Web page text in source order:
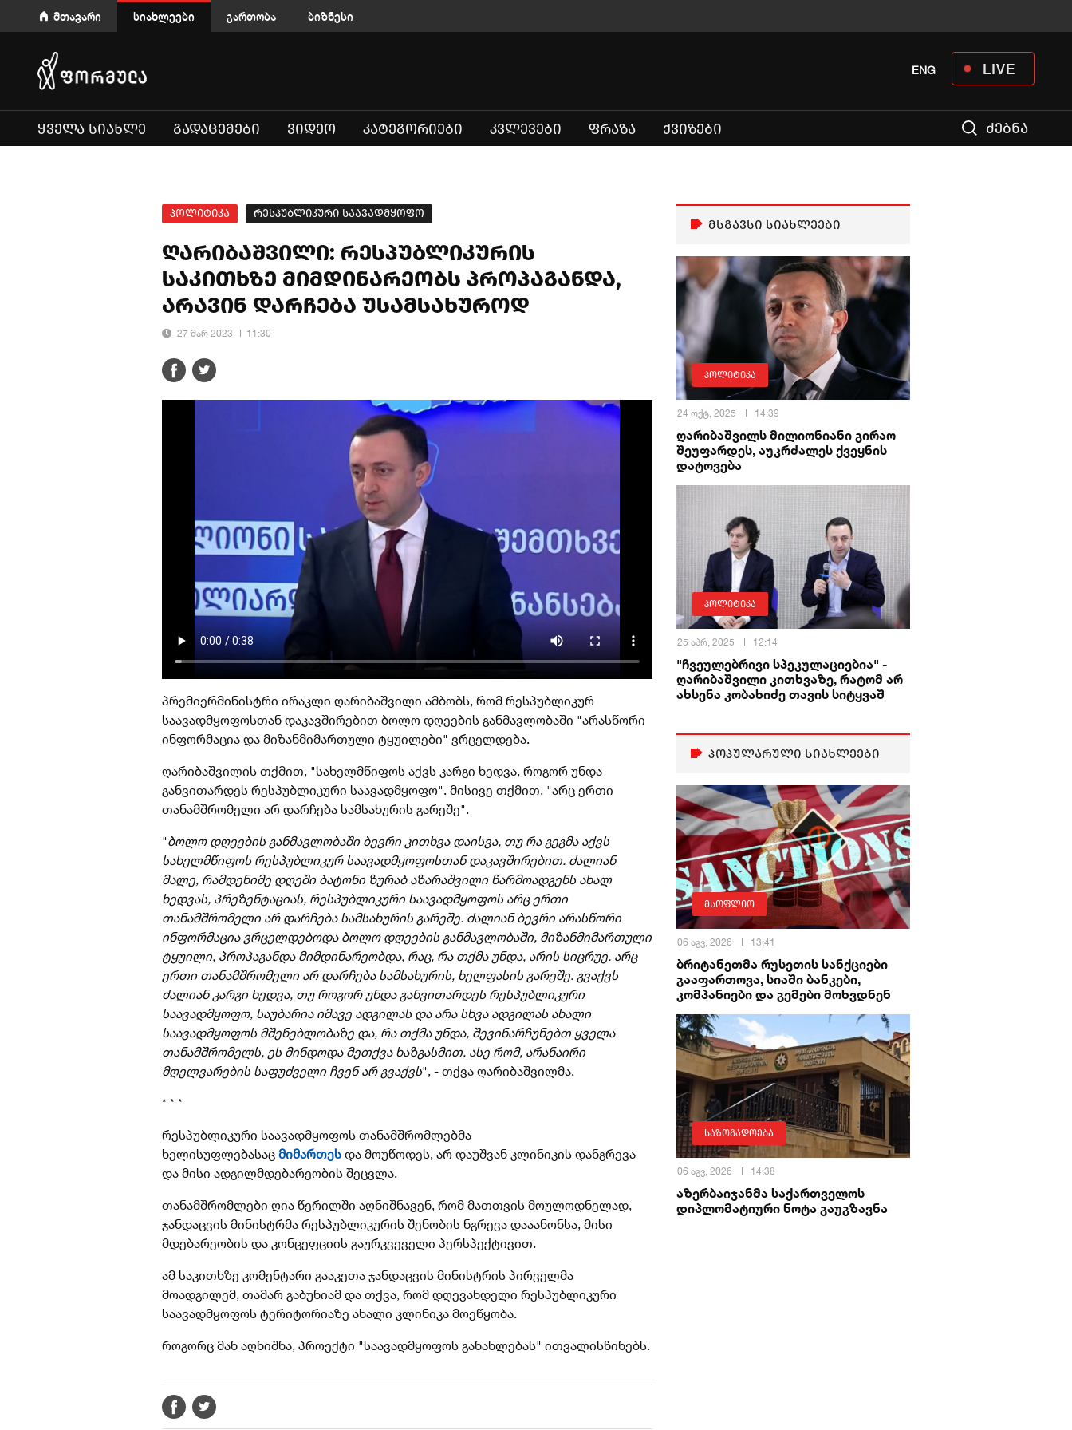
მთავარი სიახლეები გართობა ბიზნესი
LIVE
ENG
ᲧᲕᲔᲚᲐ ᲡᲘᲐᲮᲚᲔ ᲒᲐᲓᲐᲪᲔᲛᲔᲑᲘ ᲕᲘᲓᲔᲝ ᲙᲐᲢᲔᲒᲝᲠᲘᲔᲑᲘ ᲙᲕᲚᲔᲕᲔᲑᲘ ᲤᲠᲐᲖᲐ ᲥᲕᲘᲖᲔᲑᲘ ძებნა
პოლიტიკა რესპუბლიკური საავადმყოფო
ღარიბაშვილი: რესპუბლიკურის
საკითხზე მიმდინარეობს პროპაგანდა,
არავინ დარჩება უსამსახუროდ
27 მარ 2023 11:30
პრემიერმინისტრი ირაკლი ღარიბაშვილი ამბობს, რომ რესპუბლიკურ
საავადმყოფოსთან დაკავშირებით ბოლო დღეების განმავლობაში "არასწორი
ინფორმაცია და მიზანმიმართული ტყუილები" ვრცელდება.
ღარიბაშვილის თქმით, "სახელმწიფოს აქვს კარგი ხედვა, როგორ უნდა
განვითარდეს რესპუბლიკური საავადმყოფო". მისივე თქმით, "არც ერთი
თანამშრომელი არ დარჩება სამსახურის გარეშე".
"ბოლო დღეების განმავლობაში ბევრი კითხვა დაისვა, თუ რა გეგმა აქვს
სახელმწიფოს რესპუბლიკურ საავადმყოფოსთან დაკავშირებით. ძალიან
მალე, რამდენიმე დღეში ბატონი ზურაბ აზარაშვილი წარმოადგენს ახალ
ხედვას, პრეზენტაციას, რესპუბლიკური საავადმყოფოს არც ერთი
თანამშრომელი არ დარჩება სამსახურის გარეშე. ძალიან ბევრი არასწორი
ინფორმაცია ვრცელდებოდა ბოლო დღეების განმავლობაში, მიზანმიმართული
ტყუილი, პროპაგანდა მიმდინარეობდა, რაც, რა თქმა უნდა, არის სიცრუე. არც
ერთი თანამშრომელი არ დარჩება სამსახურის, ხელფასის გარეშე. გვაქვს
ძალიან კარგი ხედვა, თუ როგორ უნდა განვითარდეს რესპუბლიკური
საავადმყოფო, საუბარია იმავე ადგილას და არა სხვა ადგილას ახალი
საავადმყოფოს მშენებლობაზე და, რა თქმა უნდა, შევინარჩუნებთ ყველა
თანამშრომელს, ეს მინდოდა მეთქვა ხაზგასმით. ასე რომ, არანაირი
მღელვარების საფუძველი ჩვენ არ გვაქვს", - თქვა ღარიბაშვილმა.
* * *
რესპუბლიკური საავადმყოფოს თანამშრომლებმა
ხელისუფლებასაცმიმართეს და მოუწოდეს, არ დაუშვან კლინიკის დანგრევა
და მისი ადგილმდებარეობის შეცვლა.
თანამშრომლები ღია წერილში აღნიშნავენ, რომ მათთვის მოულოდნელად,
ჯანდაცვის მინისტრმა რესპუბლიკურის შენობის ნგრევა დააანონსა, მისი
მდებარეობის და კონცეფციის გაურკვეველი პერსპექტივით.
ამ საკითხზე კომენტარი გააკეთაჯანდაცვის მინისტრის პირველმა
მოადგილემ, თამარ გაბუნიამ და თქვა, რომ დღევანდელი რესპუბლიკური
საავადმყოფოს ტერიტორიაზე ახალი კლინიკა მოეწყობა.
როგორც მან აღნიშნა, პროექტი "საავადმყოფოს განახლებას" ითვალისწინებს.
მსგავსი სიახლეები
პოლიტიკა
24 ოქტ, 2025 14:39
ღარიბაშვილს მილიონიანი გირაო
შეუფარდეს, აუკრძალეს ქვეყნის
დატოვება
პოლიტიკა
25 აპრ, 2025 12:14
"ჩვეულებრივი სპეკულაციებია" -
ღარიბაშვილი კითხვაზე, რატომ არ
ახსენა კობახიძე თავის სიტყვაშ
პოპულარული სიახლეები
მსოფლიო
06 აგვ, 2026 13:41
ბრიტანეთმა რუსეთის სანქციები
გააფართოვა, სიაში ბანკები,
კომპანიები და გემები მოხვდნენ
საზოგადოება
06 აგვ, 2026 14:38
აზერბაიჯანმა საქართველოს
დიპლომატიური ნოტა გაუგზავნა